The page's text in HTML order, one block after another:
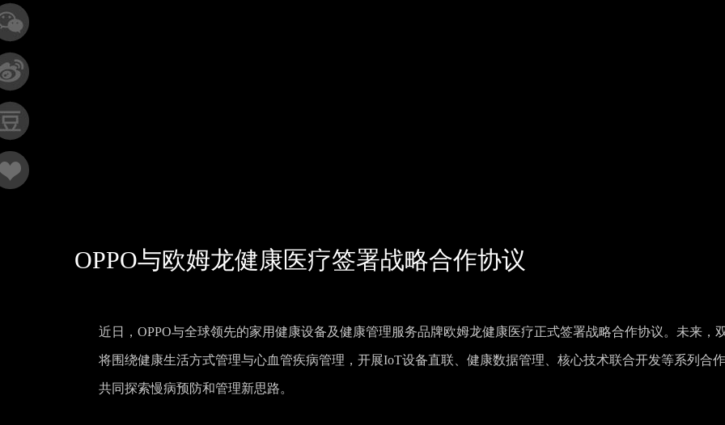
OPPO与欧姆龙健康医疗签署战略合作协议
近日，OPPO与全球领先的家用健康设备及健康管理服务品牌欧姆龙健康医疗正式签署战略合作协议。未来，
将围绕健康生活方式管理与心血管疾病管理，开展IoT设备直联、健康数据管理、核心技术联合开发等系列合作
共同探索慢病预防和管理新思路。